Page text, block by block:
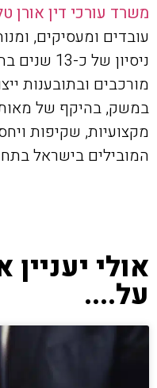
משרד עורכי דין אורן
עובדים ומעסיקים,
ניסיון
מורכבים ובתובענות
במשק, בהיקף של מאות
מקצועיות, שקיפות
המובילים בישראל
אולי
על....